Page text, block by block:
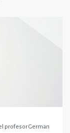
profesor German